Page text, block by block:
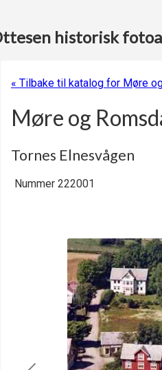
historisk
« Tilbake til katalog for Møre
Møre og
Tornes Elnesvågen
Nummer 222001